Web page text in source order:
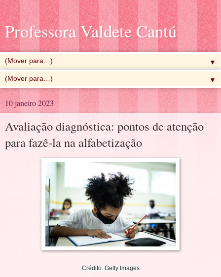
Professora Valdete Cantú
▼
▼
10 janeiro 2023
Avaliação diagnóstica: pontos de atenção
para fazê-la na alfabetização
Crédito: Getty Images